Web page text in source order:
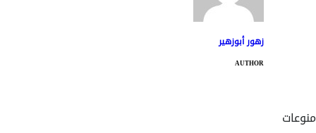
زهور أبوزهير
AUTHOR
منوعات